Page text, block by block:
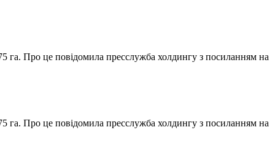
га. Про це повідомила пресслужба холдингу з посиланням на
га. Про це повідомила пресслужба холдингу з посиланням на